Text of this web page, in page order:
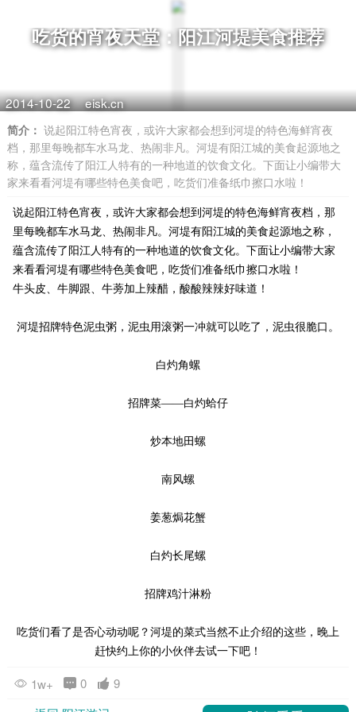
吃货的宵夜天堂：阳江河堤美食推荐
2014-10-22 eisk.cn
简介： 说起阳江特色宵夜，或许大家都会想到河堤的特色海鲜宵夜
档，那里每晚都车水马龙、热闹非凡。河堤有阳江城的美食起源地之
称，蕴含流传了阳江人特有的一种地道的饮食文化。下面让小编带大
家来看看河堤有哪些特色美食吧，吃货们准备纸巾擦口水啦！
说起阳江特色宵夜，或许大家都会想到河堤的特色海鲜宵夜档，那
里每晚都车水马龙、热闹非凡。河堤有阳江城的美食起源地之称，
蕴含流传了阳江人特有的一种地道的饮食文化。下面让小编带大家
来看看河堤有哪些特色美食吧，吃货们准备纸巾擦口水啦！
牛头皮、牛脚跟、牛蒡加上辣醋，酸酸辣辣好味道！
河堤招牌特色泥虫粥，泥虫用滚粥一冲就可以吃了，泥虫很脆口。
白灼角螺
招牌菜——白灼蛤仔
炒本地田螺
南风螺
姜葱焗花蟹
白灼长尾螺
招牌鸡汁淋粉
吃货们看了是否心动动呢？河堤的菜式当然不止介绍的这些，晚上
赶快约上你的小伙伴去试一下吧！
1w+ 0
9